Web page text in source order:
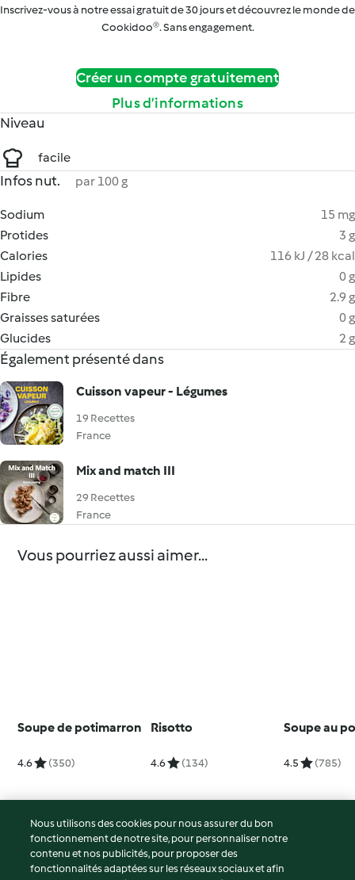
Inscrivez-vous à notre essai gratuit de 30 jours et découvrez le monde de
Cookidoo®. Sans engagement.
Créer un compte gratuitement
Plus d’informations
Niveau
facile
Infos nut. par 100 g
Sodium
15 mg
Protides
3 g
Calories
116 kJ / 28 kcal
Lipides
0 g
Fibre
2.9 g
Graisses saturées
0 g
Glucides
2 g
Également présenté dans
Cuisson vapeur - Légumes
19 Recettes
France
Mix and match III
29 Recettes
France
Vous pourriez aussi aimer...
Soupe de potimarron
4.6 (350)
Risotto
4.6 (134)
Soupe au
4.5 (785)
© Copyright 2026
Conditions d'utilisation
Nous utilisons des cookies pour nous assurer du bon
fonctionnement de notre site, pour personnaliser notre
contenu et nos publicités, pour proposer des
fonctionnalités adaptées sur les réseaux sociaux et afin